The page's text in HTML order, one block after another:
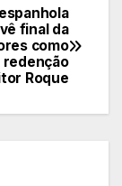
vê final da
como
redenção
Roque